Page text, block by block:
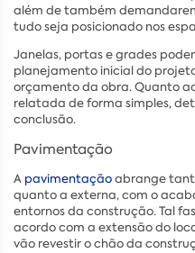
além de também
tudo seja posicionado nos
Janelas, portas e grades
planejamento inicial do
orçamento da obra. Quanto
relatada de forma simples,
conclusão.
Pavimentação
A pavimentaçãoabrange
quanto a externa, com o
entornos da construção. Tal
acordo com a extensão do
vão revestir o chão da